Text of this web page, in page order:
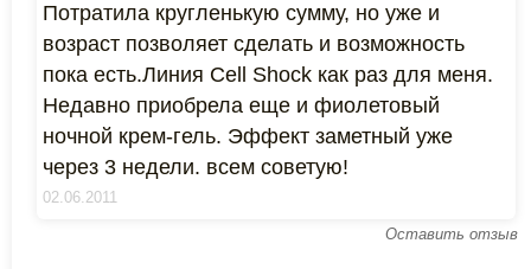
Потратила кругленькую сумму, но уже и
возраст позволяет сделать и возможность
пока есть.Линия Cell Shock как раз для меня.
Недавно приобрела еще и фиолетовый
ночной крем-гель. Эффект заметный уже
через 3 недели. всем советую!
02.06.2011
Оставить отзыв